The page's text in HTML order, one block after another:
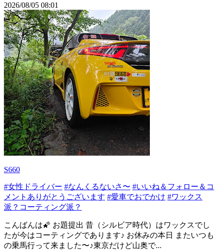
2026/08/05 08:01
S660
#女性ドライバー #なんくるないさ〜 #いいね＆フォロー＆コ
メントありがとうございます #愛車でおでかけ #ワックス
派？コーティング派？
こんばんは🌠 お題提出 昔（シルビア時代）はワックスでし
たが今はコーティングであります♪ お休みの本日 またいつも
の乗馬行って来ました〜♪東京だけど山奥で...